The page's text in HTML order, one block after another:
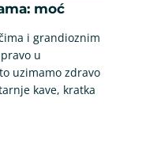
moć
i grandioznim
u
uzimamo zdravo
kave, kratka